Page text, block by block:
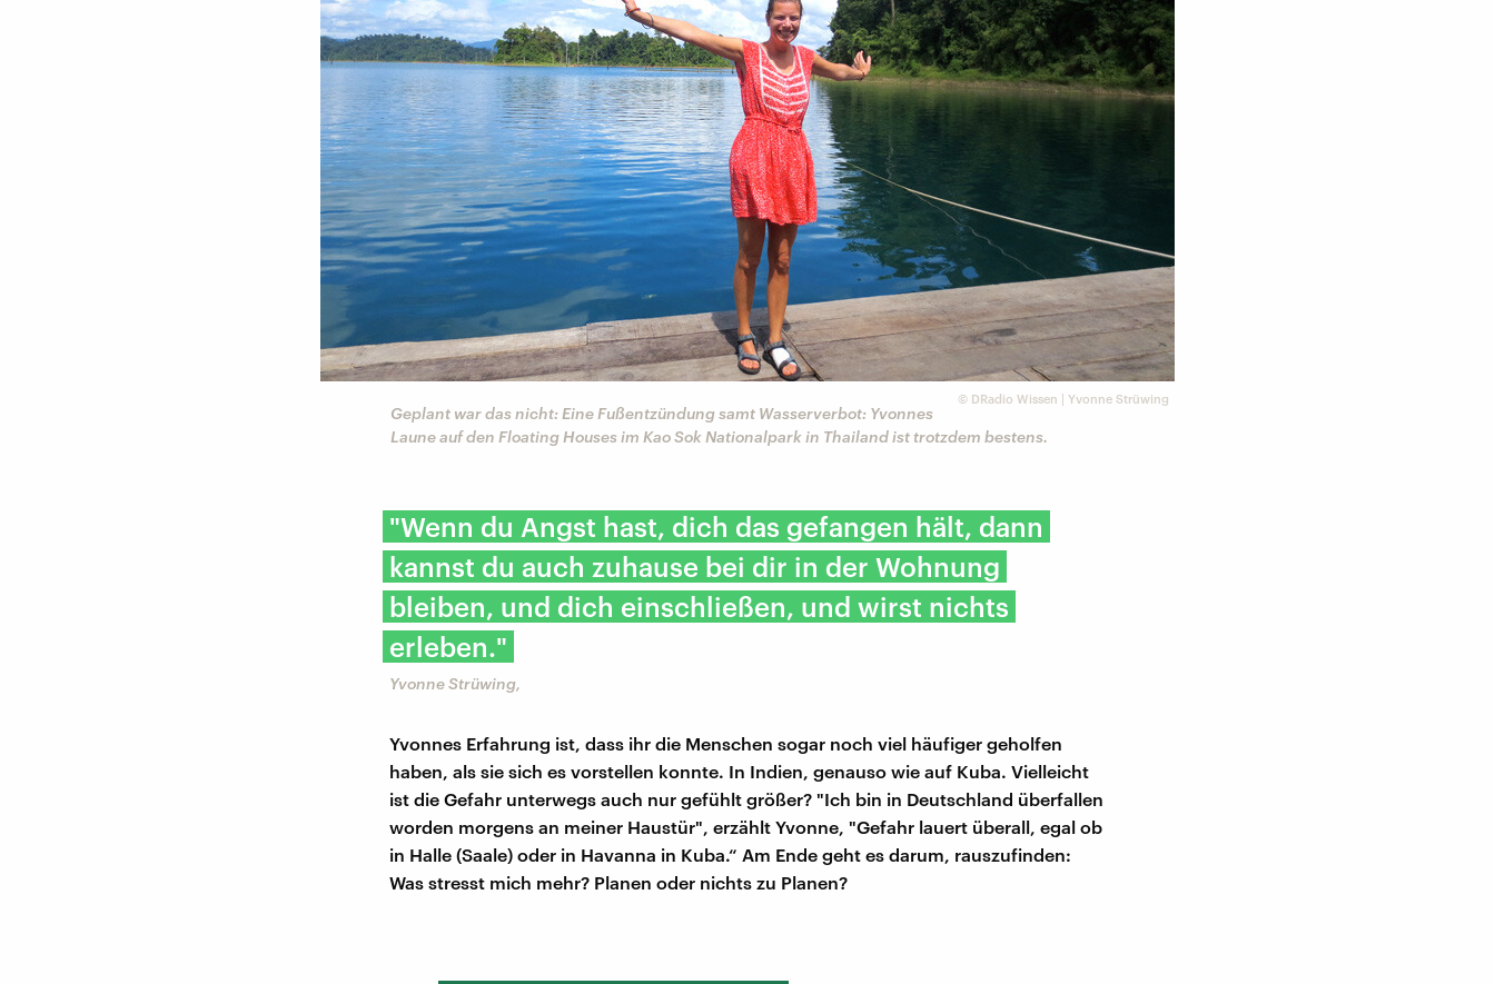
© DRadio Wissen | Yvonne Strüwing
Geplant war das nicht: Eine Fußentzündung samt Wasserverbot: Yvonnes
Laune auf den Floating Houses im Kao Sok Nationalpark in Thailand ist trotzdem bestens.
"Wenn du Angst hast, dich das gefangen hält, dann
kannst du auch zuhause bei dir in der Wohnung
bleiben, und dich einschließen, und wirst nichts
erleben."
Yvonne Strüwing,
Yvonnes Erfahrung ist, dass ihr die Menschen sogar noch viel häufiger geholfen
haben, als sie sich es vorstellen konnte. In Indien, genauso wie auf Kuba. Vielleicht
ist die Gefahr unterwegs auch nur gefühlt größer? "Ich bin in Deutschland überfallen
worden morgens an meiner Haustür", erzählt Yvonne, "Gefahr lauert überall, egal ob
in Halle (Saale) oder in Havanna in Kuba.“ Am Ende geht es darum, rauszufinden:
Was stresst mich mehr? Planen oder nichts zu Planen?